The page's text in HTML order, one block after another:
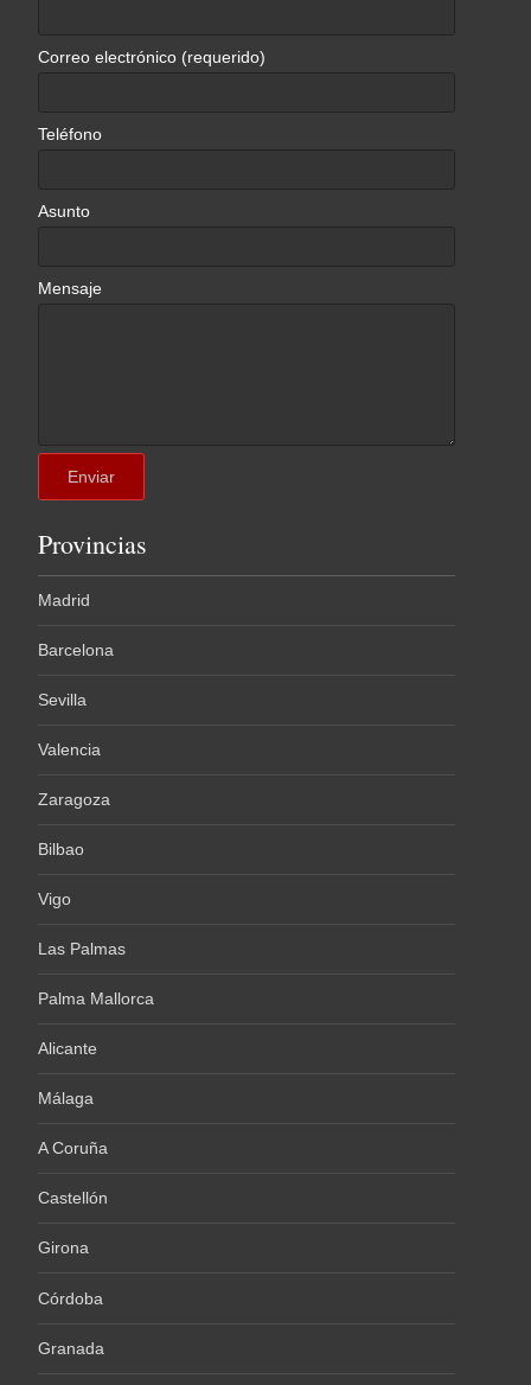
Correo electrónico (requerido)
Teléfono
Asunto
Mensaje
Provincias
Madrid
Barcelona
Sevilla
Valencia
Zaragoza
Bilbao
Vigo
Las Palmas
Palma Mallorca
Alicante
Málaga
A Coruña
Castellón
Girona
Córdoba
Granada